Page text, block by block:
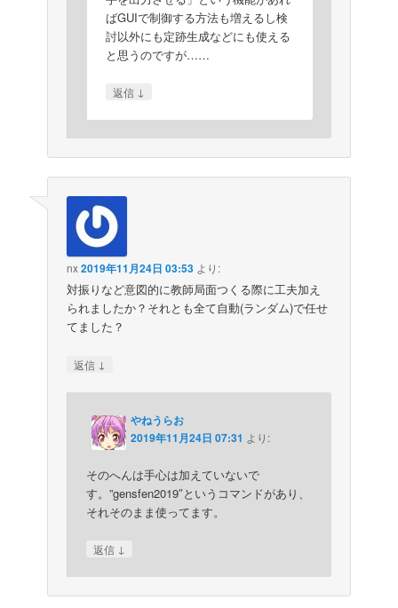
ばGUIで制御する方法も増えるし検
討以外にも定跡生成などにも使える
と思うのですが……
返信 ↓
nx2019年11月24日 03:53 より:
対振りなど意図的に教師局面つくる際に工夫加え
られましたか？それとも全て自動(ランダム)で任せ
てました？
返信 ↓
やねうらお
2019年11月24日 07:31 より:
そのへんは手心は加えていないで
す。”gensfen2019″というコマンドがあり、
それそのまま使ってます。
返信 ↓